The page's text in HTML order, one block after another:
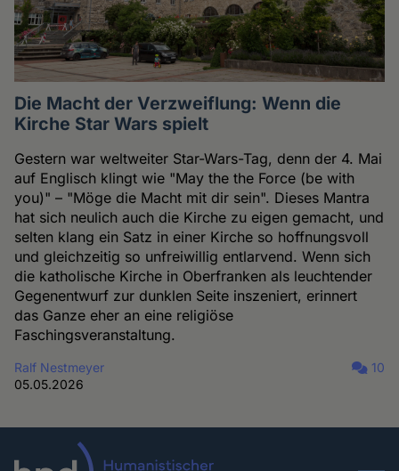
Die Macht der Verzweiflung: Wenn die
Kirche Star Wars spielt
Gestern war weltweiter Star-Wars-Tag, denn der 4. Mai
auf Englisch klingt wie "May the the Force (be with
you)" – "Möge die Macht mit dir sein". Dieses Mantra
hat sich neulich auch die Kirche zu eigen gemacht, und
selten klang ein Satz in einer Kirche so hoffnungsvoll
und gleichzeitig so unfreiwillig entlarvend. Wenn sich
die katholische Kirche in Oberfranken als leuchtender
Gegenentwurf zur dunklen Seite inszeniert, erinnert
das Ganze eher an eine religiöse
Faschingsveranstaltung.
Ralf Nestmeyer
05.05.2026
10